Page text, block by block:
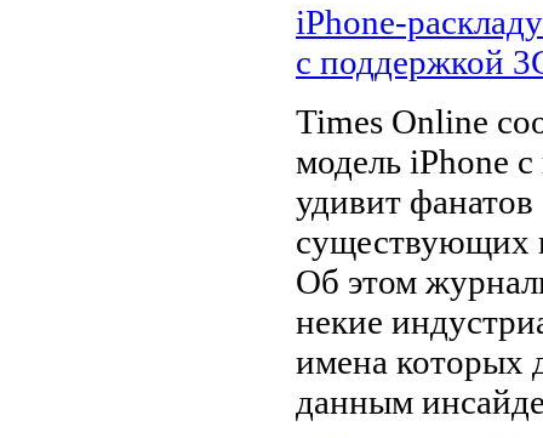
iPhone-
с поддержкой
Times Online
модель iPhone
удивит
существующих
Об этом
некие
имена которых
данным